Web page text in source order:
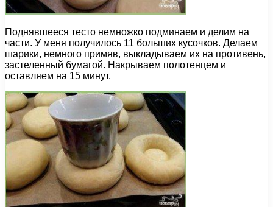
Поднявшееся тесто немножко подминаем и делим на
части. У меня получилось 11 больших кусочков. Делаем
шарики, немного примяв, выкладываем их на противень,
застеленный бумагой. Накрываем полотенцем и
оставляем на 15 минут.